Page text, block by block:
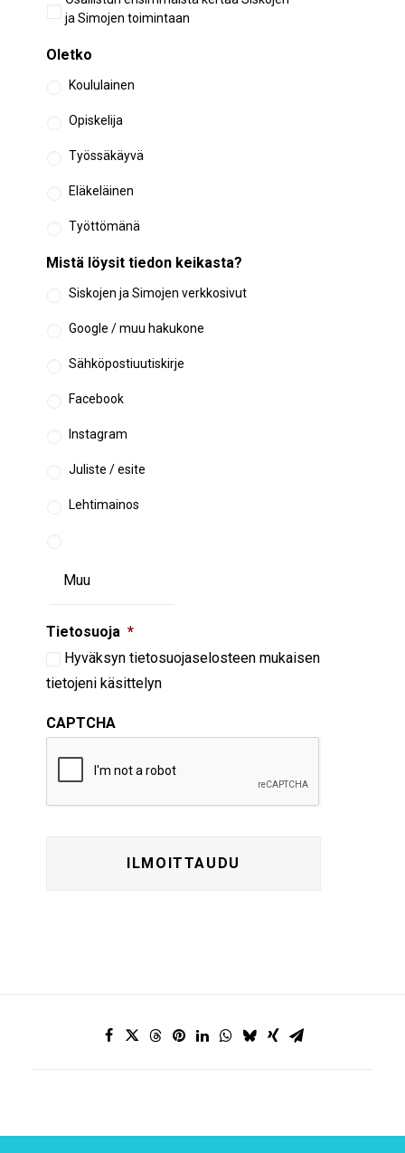
osallistuminen
ja Simojen toimintaan
Oletko
Koululainen
Opiskelija
Työssäkäyvä
Eläkeläinen
Työttömänä
Mistä löysit tiedon keikasta?
Siskojen ja Simojen verkkosivut
Google / muu hakukone
Sähköpostiuutiskirje
Facebook
Instagram
Juliste / esite
Lehtimainos
Tietosuoja *
Hyväksyn tietosuojaselosteen mukaisen
tietojeni käsittelyn
CAPTCHA